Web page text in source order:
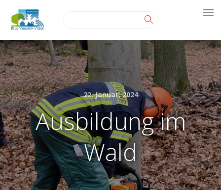
22. Januar, 2024
Ausbildung im
Wald